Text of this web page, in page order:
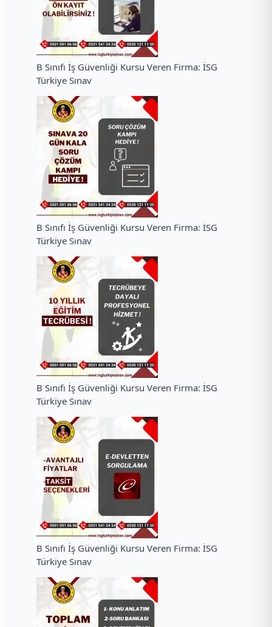
B Sınıfı İş Güvenliği Kursu Veren Firma: İSG
Türkiye Sınav
B Sınıfı İş Güvenliği Kursu Veren Firma: İSG
Türkiye Sınav
B Sınıfı İş Güvenliği Kursu Veren Firma: İSG
Türkiye Sınav
B Sınıfı İş Güvenliği Kursu Veren Firma: İSG
Türkiye Sınav